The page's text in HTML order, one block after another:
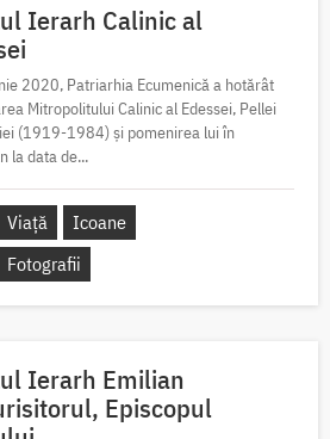
Ierarh Calinic al
2020, Patriarhia Ecumenică a hotărât
Mitropolitului Calinic al Edessei, Pellei
(1919-1984) și pomenirea lui în
la data de...
Viață
Icoane
Fotografii
Ierarh Emilian
Episcopul